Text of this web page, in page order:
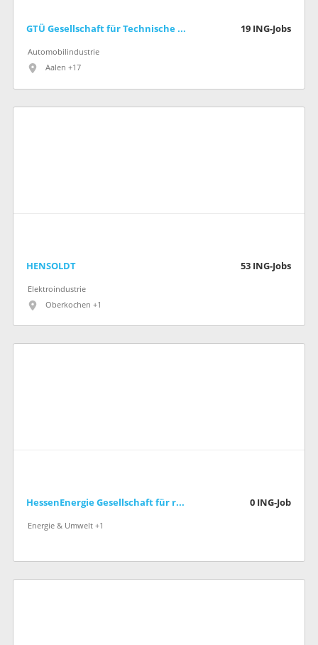
GTÜ Gesellschaft für Technische Überwachung mbH 19 ING-Jobs
Automobilindustrie
Aalen +17
HENSOLDT 53 ING-Jobs
Elektroindustrie
Oberkochen +1
HessenEnergie Gesellschaft für rationelle Energienutzung mbH 0 ING-Job
Energie & Umwelt +1